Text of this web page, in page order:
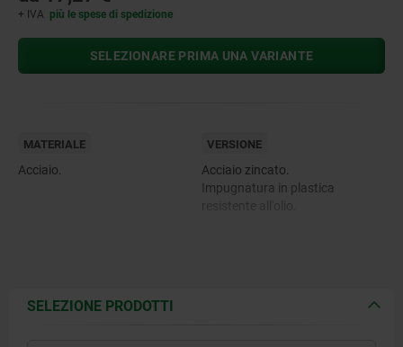
+ IVA più le spese di spedizione
SELEZIONARE PRIMA UNA VARIANTE
MATERIALE
Acciaio.
VERSIONE
Acciaio zincato.
Impugnatura in plastica
SELEZIONE PRODOTTI